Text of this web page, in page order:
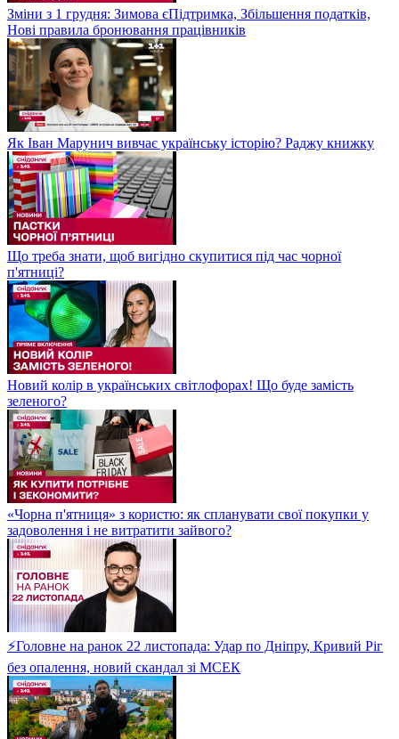
Зміни з 1 грудня: Зимова єПідтримка, Збільшення податків,
Нові правила бронювання працівників
Як Іван Марунич вивчає українську історію? Раджу книжку
Що треба знати, щоб вигідно скупитися під час чорної
п'ятниці?
Новий колір в українських світлофорах! Що буде замість
зеленого?
«Чорна п'ятниця» з користю: як спланувати свої покупки у
задоволення і не витратити зайвого?
⚡Головне на ранок 22 листопада: Удар по Дніпру, Кривий Ріг
без опалення, новий скандал зі МСЕК